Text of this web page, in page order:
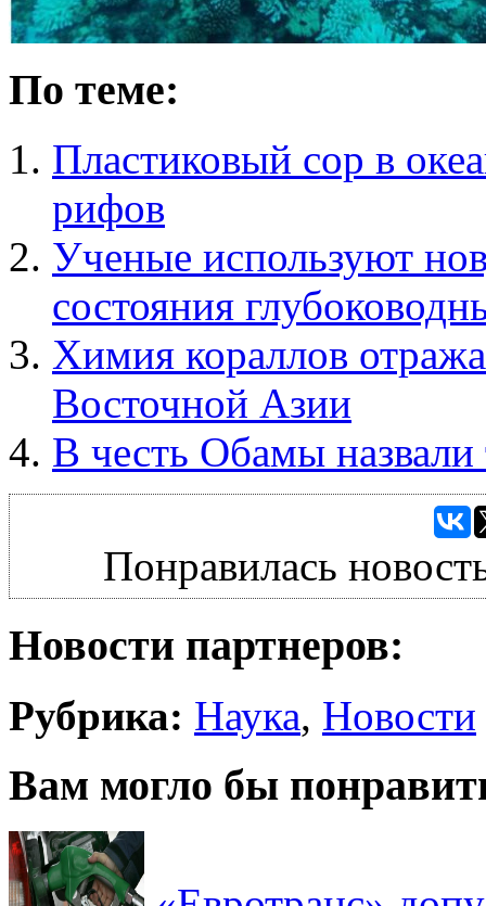
По теме:
Пластиковый сор в
рифов
Ученые используют
состояния
Химия кораллов
Восточной Азии
В честь Обамы
Понравилась
Новости партнеров:
Рубрика: Наука, Новости
Вам могло бы